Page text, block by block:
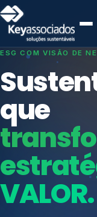
SISTEMAS DE
protege
Consultoria,
ISO 27701, ISO
14001, ISO
Índices de Mercado
Mudanças Climáticas
Reputação e Cadeia
Reporte Regulatório